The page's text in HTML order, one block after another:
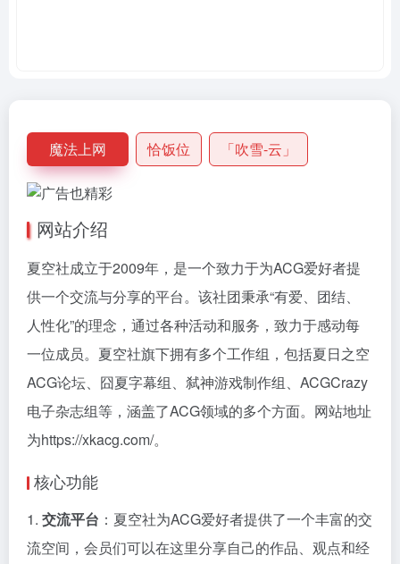
魔法上网 恰饭位 「吹雪-云」
网站介绍
夏空社成立于2009年，是一个致力于为ACG爱好者提
供一个交流与分享的平台。该社团秉承“有爱、团结、
人性化”的理念，通过各种活动和服务，致力于感动每
一位成员。夏空社旗下拥有多个工作组，包括夏日之空
ACG论坛、囧夏字幕组、弑神游戏制作组、ACGCrazy
电子杂志组等，涵盖了ACG领域的多个方面。网站地址
为https://xkacg.com/。
核心功能
1. 交流平台 ：夏空社为ACG爱好者提供了一个丰富的交
流空间，会员们可以在这里分享自己的作品、观点和经